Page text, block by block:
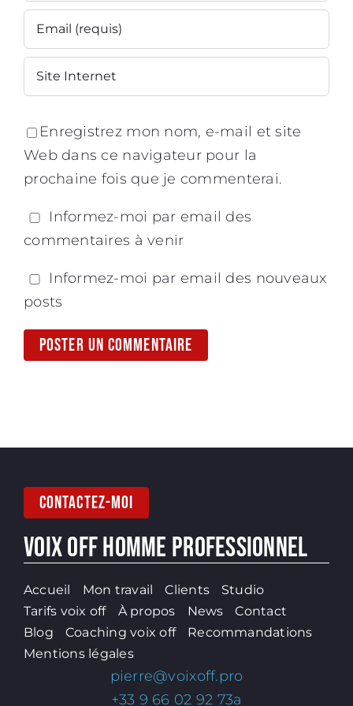
Enregistrez mon nom, e-mail et site
Web dans ce navigateur pour la
prochaine fois que je commenterai.
Informez-moi par email des
commentaires à venir
Informez-moi par email des nouveaux
posts
CONTACTEZ-MOI
VOIX OFF HOMME PROFESSIONNEL
Accueil Mon travail Clients
Studio
Tarifs voix off
À propos News
Contact
Blog
Coaching voix off
Recommandations
Mentions légales
pierre@voixoff.pro
+33 9 66 02 92 73a